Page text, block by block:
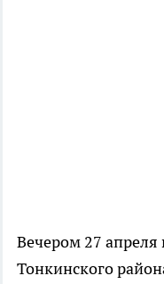
Вечером 27
Тонкинского